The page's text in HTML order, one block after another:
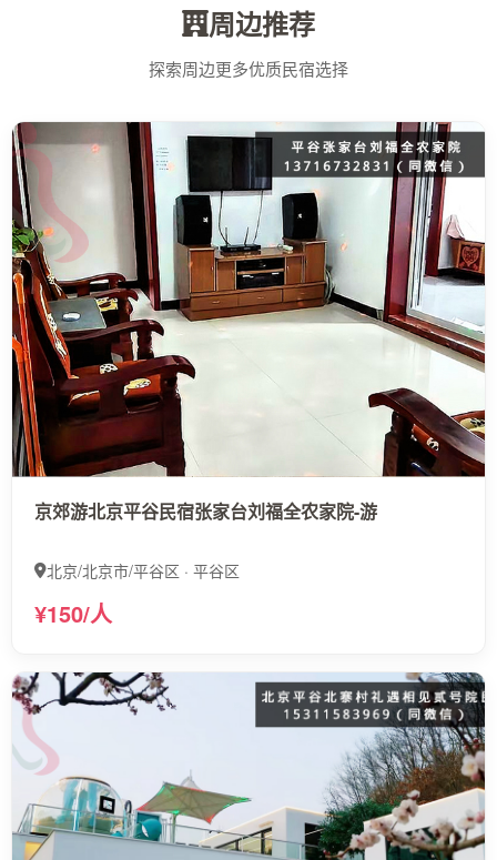
周边推荐
探索周边更多优质民宿选择
京郊游北京平谷民宿张家台刘福全农家院-游
北京/北京市/平谷区 · 平谷区
¥150/人